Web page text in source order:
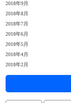
2018年9月
2018年8月
2018年7月
2018年6月
2018年5月
2018年4月
2018年2月